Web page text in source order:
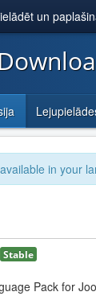
un
in your
Stable
Pack for